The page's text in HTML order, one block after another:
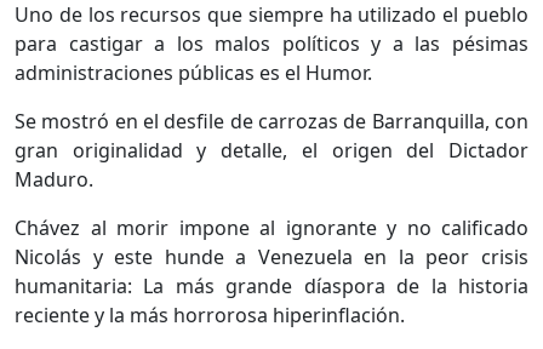
Uno de los recursos que siempre ha utilizado el pueblo
para castigar a los malos políticos y a las pésimas
administraciones públicas es el Humor.
Se mostró en el desfile de carrozas de Barranquilla, con
gran originalidad y detalle, el origen del Dictador
Maduro.
Chávez al morir impone al ignorante y no calificado
Nicolás y este hunde a Venezuela en la peor crisis
humanitaria: La más grande díaspora de la historia
reciente y la más horrorosa hiperinflación.